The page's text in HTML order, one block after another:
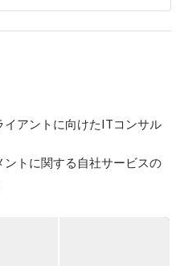
アントに向けたITコンサル
トに関する自社サービスの